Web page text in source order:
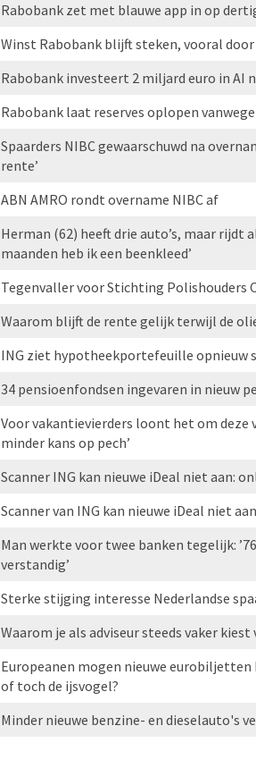
Rabobank zet met blauwe app in op
Winst Rabobank blijft steken, vooral
Rabobank investeert 2 miljard euro in AI
Rabobank laat reserves oplopen
Spaarders NIBC gewaarschuwd na
rente’
ABN AMRO rondt overname NIBC af
Herman (62) heeft drie auto’s, maar rijdt
maanden heb ik een beenkleed’
Tegenvaller voor Stichting Polishouders
Waarom blijft de rente gelijk terwijl de
ING ziet hypotheekportefeuille opnieuw
34 pensioenfondsen ingevaren in nieuw
Voor vakantievierders loont het om deze
minder kans op pech’
Scanner ING kan nieuwe iDeal niet aan:
Scanner van ING kan nieuwe iDeal niet
Man werkte voor twee banken tegelijk:
verstandig’
Sterke stijging interesse Nederlandse
Waarom je als adviseur steeds vaker
Europeanen mogen nieuwe
of toch de ijsvogel?
Minder nieuwe benzine- en dieselauto's